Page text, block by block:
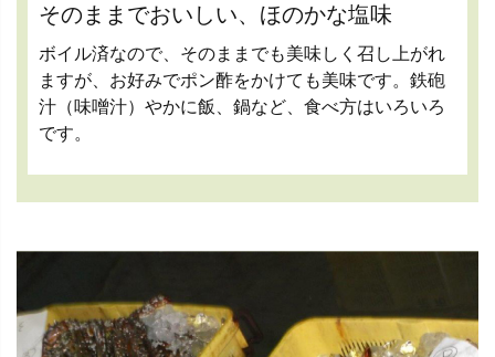
そのままでおいしい、ほのかな塩味
ボイル済なので、そのままでも美味しく召し上がれ
ますが、お好みでポン酢をかけても美味です。鉄砲
汁（味噌汁）やかに飯、鍋など、食べ方はいろいろ
です。